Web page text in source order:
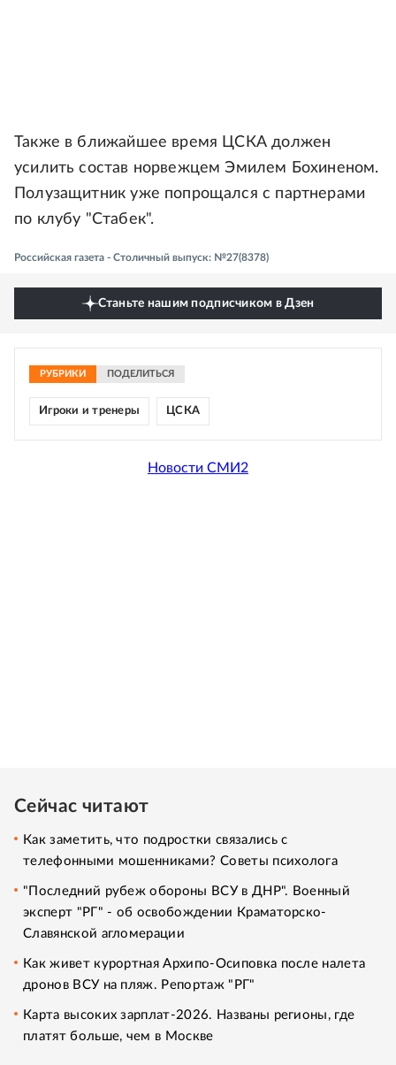
Также в ближайшее время ЦСКА должен
усилить состав норвежцем Эмилем Бохиненом.
Полузащитник уже попрощался с партнерами
по клубу "Стабек".
Российская газета - Столичный выпуск: №27(8378)
Станьте нашим подписчиком в Дзен
РУБРИКИ ПОДЕЛИТЬСЯ
Игроки и тренеры ЦСКА
Новости СМИ2
Сейчас читают
Как заметить, что подростки связались с
телефонными мошенниками? Советы психолога
"Последний рубеж обороны ВСУ в ДНР". Военный
эксперт "РГ" - об освобождении Краматорско-
Славянской агломерации
Как живет курортная Архипо-Осиповка после налета
дронов ВСУ на пляж. Репортаж "РГ"
Карта высоких зарплат-2026. Названы регионы, где
платят больше, чем в Москве